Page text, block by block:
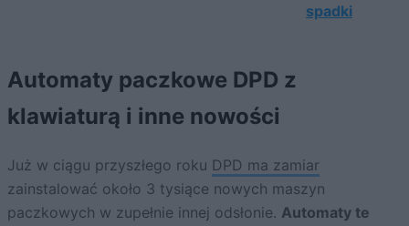
spadki
Automaty paczkowe DPD z
klawiaturą i inne nowości
Już w ciągu przyszłego roku DPD ma zamiar
zainstalować około 3 tysiące nowych maszyn
paczkowych w zupełnie innej odsłonie. Automaty te